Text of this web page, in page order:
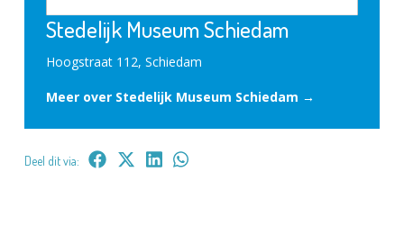
Stedelijk Museum Schiedam
Hoogstraat 112, Schiedam
Meer over Stedelijk Museum Schiedam →
Deel dit via: